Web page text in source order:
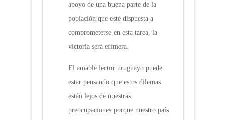
apoyo de una buena parte de la
población que esté dispuesta a
comprometerse en esta tarea, la
victoria será efímera.
El amable lector uruguayo puede
estar pensando que estos dilemas
están lejos de nuestras
preocupaciones porque nuestro país